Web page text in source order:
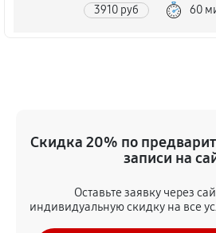
3910 руб 60
4490 руб 60
4370 руб 60
Скидка 20% по
записи на
Оставьте заявку через
индивидуальную скидку на все